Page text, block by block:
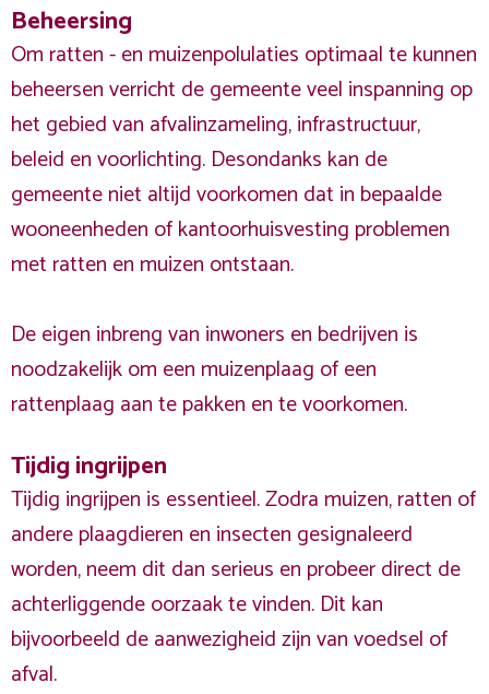
Beheersing
Om ratten - en muizenpolulaties optimaal te kunnen
beheersen verricht de gemeente veel inspanning op
het gebied van afvalinzameling, infrastructuur,
beleid en voorlichting. Desondanks kan de
gemeente niet altijd voorkomen dat in bepaalde
wooneenheden of kantoorhuisvesting problemen
met ratten en muizen ontstaan.
De eigen inbreng van inwoners en bedrijven is
noodzakelijk om een muizenplaag of een
rattenplaag aan te pakken en te voorkomen.
Tijdig ingrijpen
Tijdig ingrijpen is essentieel. Zodra muizen, ratten of
andere plaagdieren en insecten gesignaleerd
worden, neem dit dan serieus en probeer direct de
achterliggende oorzaak te vinden. Dit kan
bijvoorbeeld de aanwezigheid zijn van voedsel of
afval.